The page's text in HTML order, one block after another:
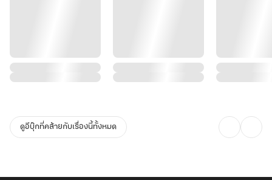
ดูอีบุ๊กที่คล้ายกับเรื่องนี้ทั้งหมด